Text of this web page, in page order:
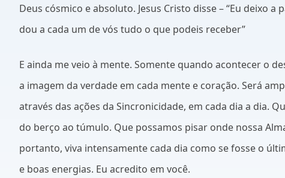
Deus cósmico e absoluto. Jesus Cristo disse – “Eu deixo
dou a cada um de vós tudo o que podeis receber”
E ainda me veio à mente. Somente quando acontecer o
a imagem da verdade em cada mente e coração. Será
através das ações da Sincronicidade, em cada dia a dia.
do berço ao túmulo. Que possamos pisar onde nossa
portanto, viva intensamente cada dia como se fosse o
e boas energias. Eu acredito em você.